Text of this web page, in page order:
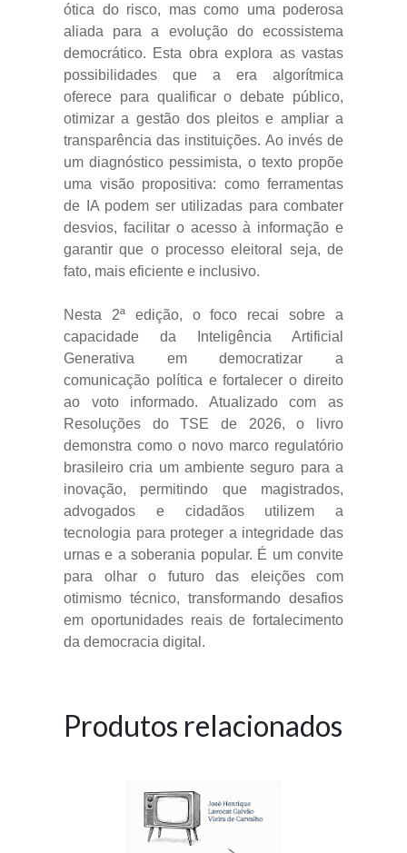
ótica do risco, mas como uma poderosa
aliada para a evolução do ecossistema
democrático. Esta obra explora as vastas
possibilidades que a era algorítmica
oferece para qualificar o debate público,
otimizar a gestão dos pleitos e ampliar a
transparência das instituições. Ao invés de
um diagnóstico pessimista, o texto propõe
uma visão propositiva: como ferramentas
de IA podem ser utilizadas para combater
desvios, facilitar o acesso à informação e
garantir que o processo eleitoral seja, de
fato, mais eficiente e inclusivo.
Nesta 2ª edição, o foco recai sobre a
capacidade da Inteligência Artificial
Generativa em democratizar a
comunicação política e fortalecer o direito
ao voto informado. Atualizado com as
Resoluções do TSE de 2026, o livro
demonstra como o novo marco regulatório
brasileiro cria um ambiente seguro para a
inovação, permitindo que magistrados,
advogados e cidadãos utilizem a
tecnologia para proteger a integridade das
urnas e a soberania popular. É um convite
para olhar o futuro das eleições com
otimismo técnico, transformando desafios
em oportunidades reais de fortalecimento
da democracia digital.
Produtos relacionados